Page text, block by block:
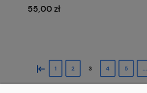
55,00 zł
« 1 2 3 4 5 ...